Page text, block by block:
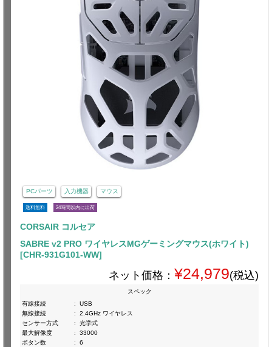
PCパーツ 入力機器 マウス
送料無料 24時間以内に出荷
CORSAIR コルセア
SABRE v2 PRO ワイヤレスMGゲーミングマウス(ホワイト)
[CHR-931G101-WW]
ネット価格： ¥24,979(税込)
スペック
有線接続
:
USB
無線接続
:
2.4GHz ワイヤレス
センサー方式
:
光学式
最大解像度
:
33000
ボタン数
:
6